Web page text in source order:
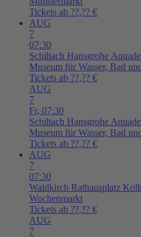
Tickets ab ??,?? €
AUG
7
07:30
Schiltach Hansgrohe
Museum für Wasser, Bad
Tickets ab ??,?? €
AUG
7
Fr, 07:30
Schiltach Hansgrohe
Museum für Wasser, Bad
Tickets ab ??,?? €
AUG
7
07:30
Waldkirch Rathausplatz
Wochenmarkt
Tickets ab ??,?? €
AUG
7